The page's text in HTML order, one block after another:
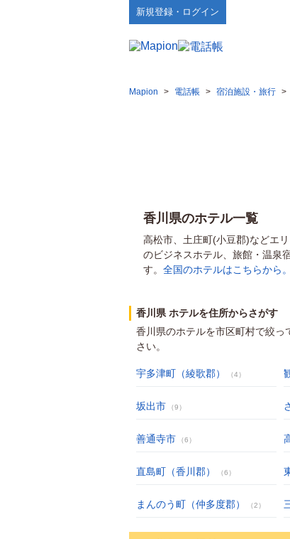
新規登録・ログイン
Mapion > 電話帳 > 宿泊施設・旅行 >
香川県のホテル一覧
高松市、土庄町(小豆郡)などエ
のビジネスホテル、旅館・温泉
す。 全国のホテルはこちらから。
香川県 ホテルを住所からさがす
香川県のホテルを市区町村で絞
さい。
宇多津町（綾歌郡） （4）
坂出市 （9）
善通寺市 （6）
直島町（香川郡） （6）
まんのう町（仲多度郡） （2）